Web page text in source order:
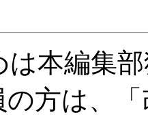
本編集
方は、